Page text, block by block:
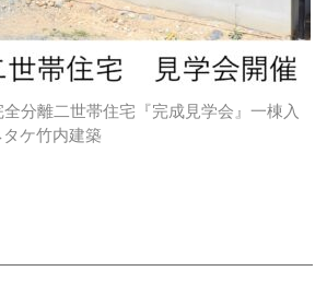
全分離二世帯住宅『完成見学会』一棟入
ケ竹内建築